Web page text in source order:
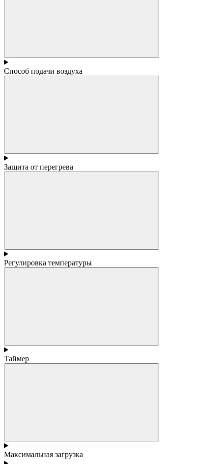
Способ подачи воздуха
Защита от перегрева
Регулировка температуры
Таймер
Максимальная загрузка